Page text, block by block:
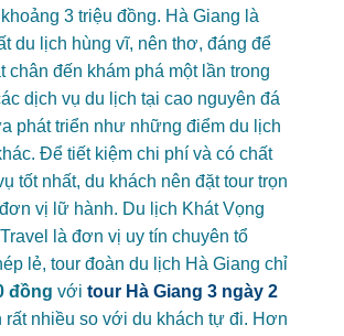
3 triệu đồng. Hà Giang là
du lịch hùng vĩ, nên thơ, đáng để
chân đến khám phá một lần trong
dịch vụ du lịch tại cao nguyên đá
phát triển như những điểm du lịch
Để tiết kiệm chi phí và có chất
tốt nhất, du khách nên đặt tour trọn
vị lữ hành. Du lịch Khát Vọng
là đơn vị uy tín chuyên tổ
lẻ, tour đoàn du lịch Hà Giang chỉ
đồng vớitour Hà Giang 3 ngày 2
rất nhiều so với du khách tự đi. Hơn